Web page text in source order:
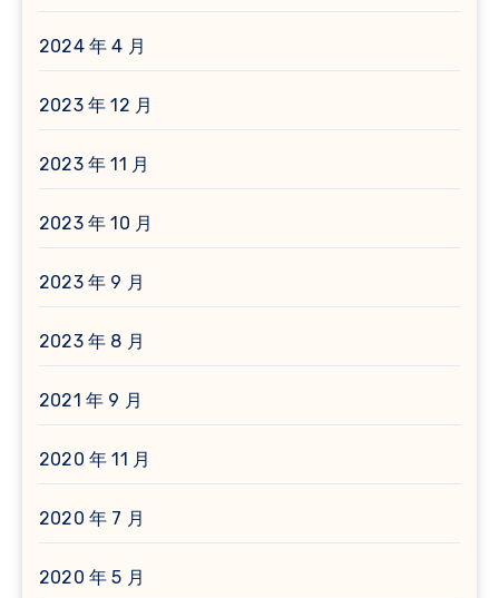
2024 年 4 月
2023 年 12 月
2023 年 11 月
2023 年 10 月
2023 年 9 月
2023 年 8 月
2021 年 9 月
2020 年 11 月
2020 年 7 月
2020 年 5 月